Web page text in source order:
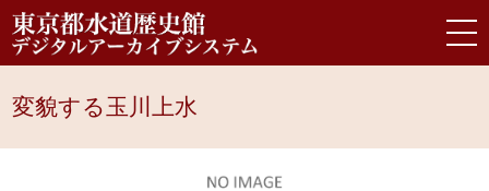
変貌する玉川上水